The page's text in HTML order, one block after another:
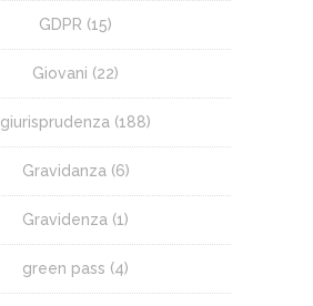
GDPR (15)
Giovani (22)
giurisprudenza (188)
Gravidanza (6)
Gravidenza (1)
green pass (4)